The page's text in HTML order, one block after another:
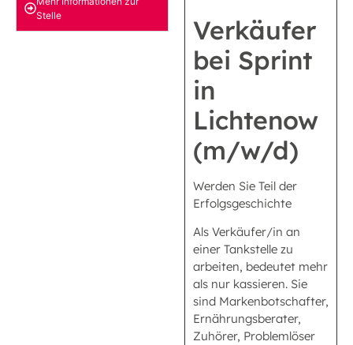
Stelle
Verkäufer
bei Sprint
in
Lichtenow
(m/w/d)
Werden Sie Teil der
Erfolgsgeschichte
Als Verkäufer/in an
einer Tankstelle zu
arbeiten, bedeutet mehr
als nur kassieren. Sie
sind Markenbotschafter,
Ernährungsberater,
Zuhörer, Problemlöser